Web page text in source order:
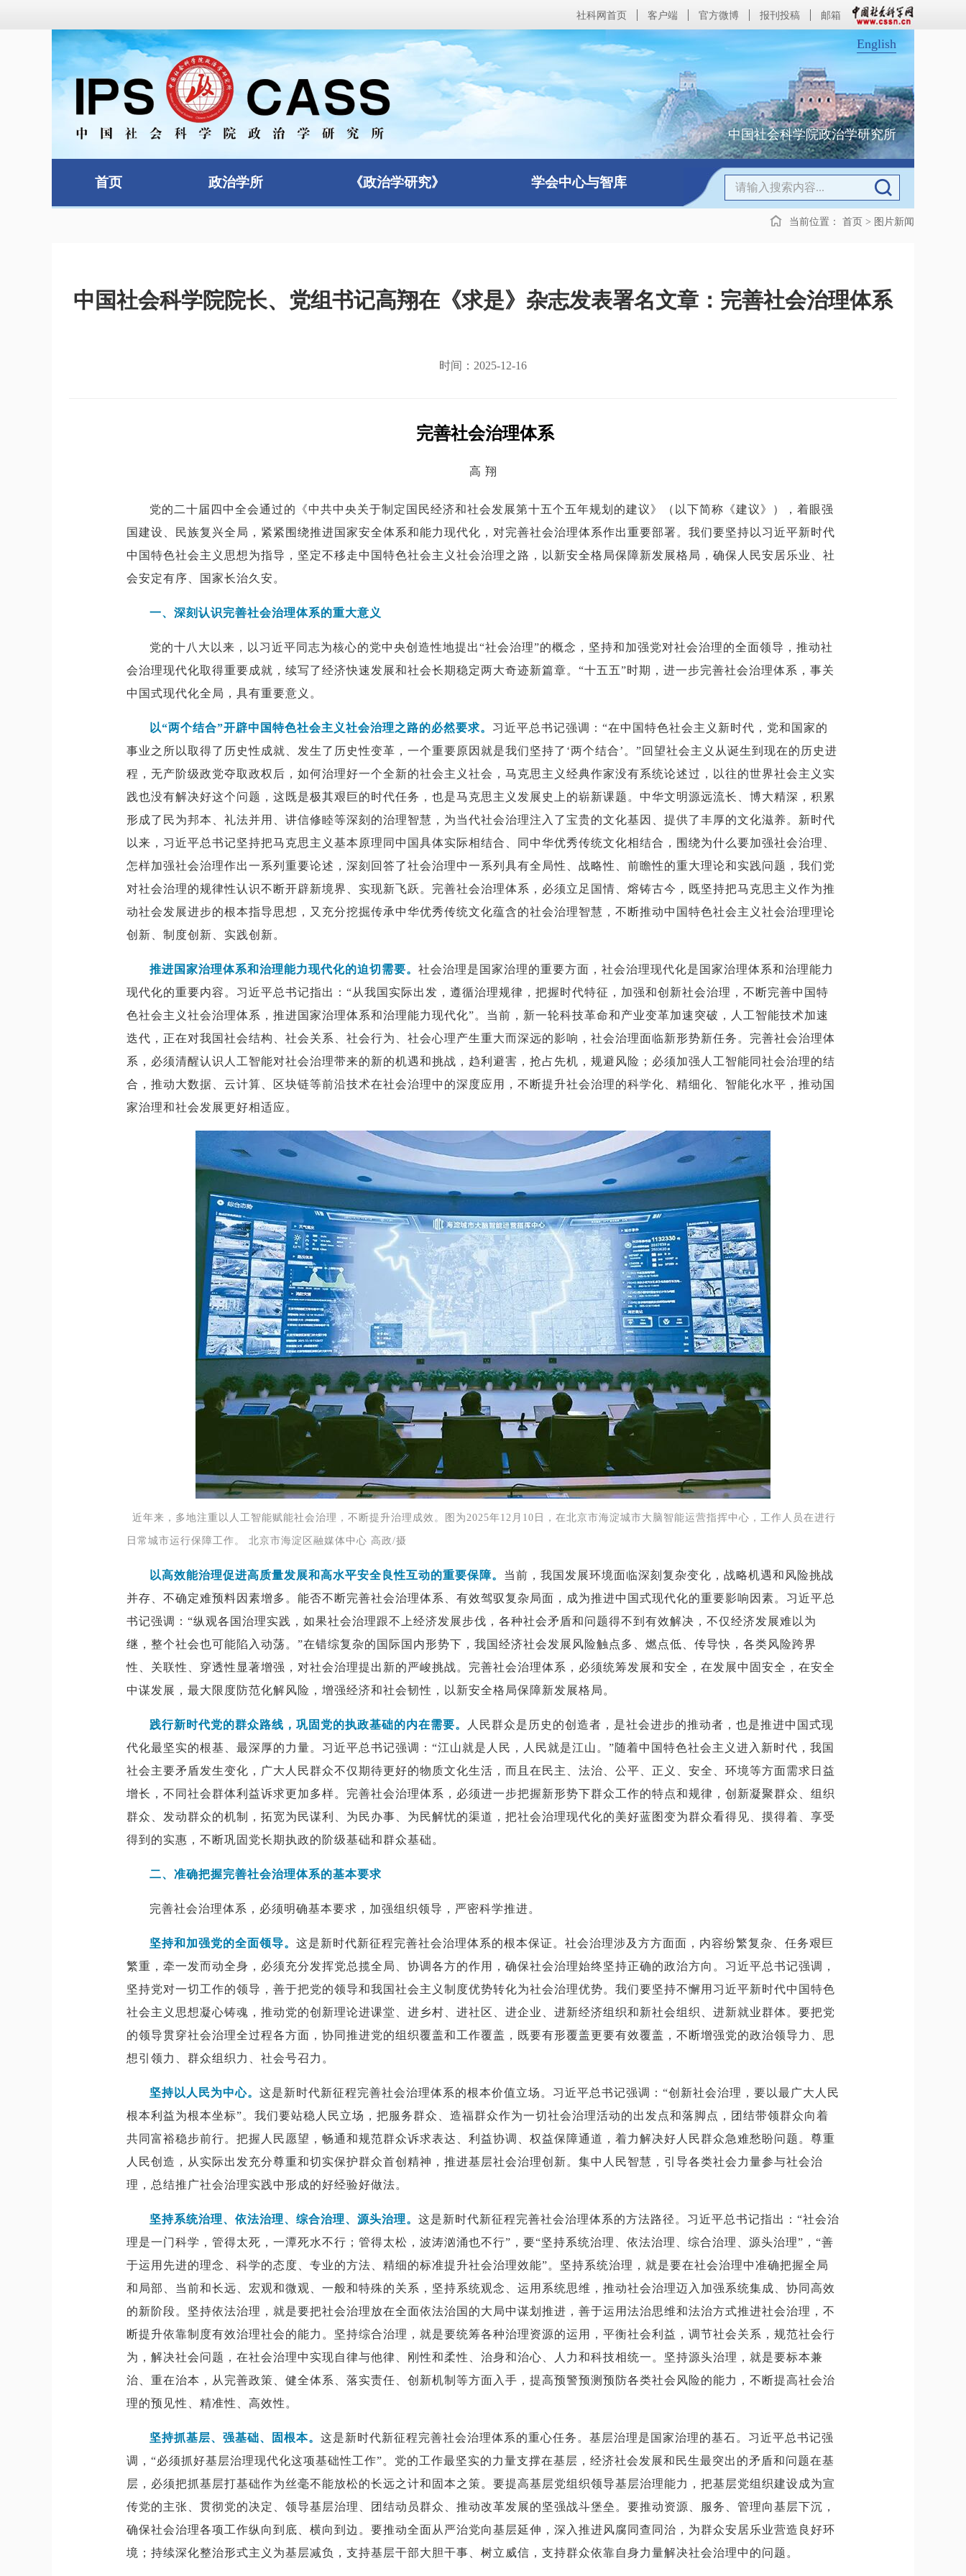
社科网首页 客户端 官方微博 报刊投稿 邮箱
中国社会科学院政治学研究所
English
首页 政治学所 《政治学研究》 学会中心与智库
当前位置： 首页 > 图片新闻
中国社会科学院院长、党组书记高翔在《求是》杂志发表署名文章：完善社会治理体系
时间：2025-12-16
完善社会治理体系
高 翔
党的二十届四中全会通过的《中共中央关于制定国民经济和社会发展第十五个五年规划的建议》（以下简称《建议》），着眼强
国建设、民族复兴全局，紧紧围绕推进国家安全体系和能力现代化，对完善社会治理体系作出重要部署。我们要坚持以习近平新时代
中国特色社会主义思想为指导，坚定不移走中国特色社会主义社会治理之路，以新安全格局保障新发展格局，确保人民安居乐业、社
会安定有序、国家长治久安。
一、深刻认识完善社会治理体系的重大意义
党的十八大以来，以习近平同志为核心的党中央创造性地提出“社会治理”的概念，坚持和加强党对社会治理的全面领导，推动社
会治理现代化取得重要成就，续写了经济快速发展和社会长期稳定两大奇迹新篇章。“十五五”时期，进一步完善社会治理体系，事关
中国式现代化全局，具有重要意义。
以“两个结合”开辟中国特色社会主义社会治理之路的必然要求。 习近平总书记强调：“在中国特色社会主义新时代，党和国家的
事业之所以取得了历史性成就、发生了历史性变革，一个重要原因就是我们坚持了‘两个结合’。”回望社会主义从诞生到现在的历史进
程，无产阶级政党夺取政权后，如何治理好一个全新的社会主义社会，马克思主义经典作家没有系统论述过，以往的世界社会主义实
践也没有解决好这个问题，这既是极其艰巨的时代任务，也是马克思主义发展史上的崭新课题。中华文明源远流长、博大精深，积累
形成了民为邦本、礼法并用、讲信修睦等深刻的治理智慧，为当代社会治理注入了宝贵的文化基因、提供了丰厚的文化滋养。新时代
以来，习近平总书记坚持把马克思主义基本原理同中国具体实际相结合、同中华优秀传统文化相结合，围绕为什么要加强社会治理、
怎样加强社会治理作出一系列重要论述，深刻回答了社会治理中一系列具有全局性、战略性、前瞻性的重大理论和实践问题，我们党
对社会治理的规律性认识不断开辟新境界、实现新飞跃。完善社会治理体系，必须立足国情、熔铸古今，既坚持把马克思主义作为推
动社会发展进步的根本指导思想，又充分挖掘传承中华优秀传统文化蕴含的社会治理智慧，不断推动中国特色社会主义社会治理理论
创新、制度创新、实践创新。
推进国家治理体系和治理能力现代化的迫切需要。 社会治理是国家治理的重要方面，社会治理现代化是国家治理体系和治理能力
现代化的重要内容。习近平总书记指出：“从我国实际出发，遵循治理规律，把握时代特征，加强和创新社会治理，不断完善中国特
色社会主义社会治理体系，推进国家治理体系和治理能力现代化”。当前，新一轮科技革命和产业变革加速突破，人工智能技术加速
迭代，正在对我国社会结构、社会关系、社会行为、社会心理产生重大而深远的影响，社会治理面临新形势新任务。完善社会治理体
系，必须清醒认识人工智能对社会治理带来的新的机遇和挑战，趋利避害，抢占先机，规避风险；必须加强人工智能同社会治理的结
合，推动大数据、云计算、区块链等前沿技术在社会治理中的深度应用，不断提升社会治理的科学化、精细化、智能化水平，推动国
家治理和社会发展更好相适应。
近年来，多地注重以人工智能赋能社会治理，不断提升治理成效。图为2025年12月10日，在北京市海淀城市大脑智能运营指挥中心，工作人员在进行
日常城市运行保障工作。 北京市海淀区融媒体中心 高政/摄
以高效能治理促进高质量发展和高水平安全良性互动的重要保障。 当前，我国发展环境面临深刻复杂变化，战略机遇和风险挑战
并存、不确定难预料因素增多。能否不断完善社会治理体系、有效驾驭复杂局面，成为推进中国式现代化的重要影响因素。习近平总
书记强调：“纵观各国治理实践，如果社会治理跟不上经济发展步伐，各种社会矛盾和问题得不到有效解决，不仅经济发展难以为
继，整个社会也可能陷入动荡。”在错综复杂的国际国内形势下，我国经济社会发展风险触点多、燃点低、传导快，各类风险跨界
性、关联性、穿透性显著增强，对社会治理提出新的严峻挑战。完善社会治理体系，必须统筹发展和安全，在发展中固安全，在安全
中谋发展，最大限度防范化解风险，增强经济和社会韧性，以新安全格局保障新发展格局。
践行新时代党的群众路线，巩固党的执政基础的内在需要。
人民群众是历史的创造者，是社会进步的推动者，也是推进中国式现
代化最坚实的根基、最深厚的力量。习近平总书记强调：“江山就是人民，人民就是江山。”随着中国特色社会主义进入新时代，我国
社会主要矛盾发生变化，广大人民群众不仅期待更好的物质文化生活，而且在民主、法治、公平、正义、安全、环境等方面需求日益
增长，不同社会群体利益诉求更加多样。完善社会治理体系，必须进一步把握新形势下群众工作的特点和规律，创新凝聚群众、组织
群众、发动群众的机制，拓宽为民谋利、为民办事、为民解忧的渠道，把社会治理现代化的美好蓝图变为群众看得见、摸得着、享受
得到的实惠，不断巩固党长期执政的阶级基础和群众基础。
二、准确把握完善社会治理体系的基本要求
完善社会治理体系，必须明确基本要求，加强组织领导，严密科学推进。
坚持和加强党的全面领导。 这是新时代新征程完善社会治理体系的根本保证。社会治理涉及方方面面，内容纷繁复杂、任务艰巨
繁重，牵一发而动全身，必须充分发挥党总揽全局、协调各方的作用，确保社会治理始终坚持正确的政治方向。习近平总书记强调，
坚持党对一切工作的领导，善于把党的领导和我国社会主义制度优势转化为社会治理优势。我们要坚持不懈用习近平新时代中国特色
社会主义思想凝心铸魂，推动党的创新理论进课堂、进乡村、进社区、进企业、进新经济组织和新社会组织、进新就业群体。要把党
的领导贯穿社会治理全过程各方面，协同推进党的组织覆盖和工作覆盖，既要有形覆盖更要有效覆盖，不断增强党的政治领导力、思
想引领力、群众组织力、社会号召力。
坚持以人民为中心。 这是新时代新征程完善社会治理体系的根本价值立场。习近平总书记强调：“创新社会治理，要以最广大人民
根本利益为根本坐标”。我们要站稳人民立场，把服务群众、造福群众作为一切社会治理活动的出发点和落脚点，团结带领群众向着
共同富裕稳步前行。把握人民愿望，畅通和规范群众诉求表达、利益协调、权益保障通道，着力解决好人民群众急难愁盼问题。尊重
人民创造，从实际出发充分尊重和切实保护群众首创精神，推进基层社会治理创新。集中人民智慧，引导各类社会力量参与社会治
理，总结推广社会治理实践中形成的好经验好做法。
坚持系统治理、依法治理、综合治理、源头治理。 这是新时代新征程完善社会治理体系的方法路径。习近平总书记指出：“社会治
理是一门科学，管得太死，一潭死水不行；管得太松，波涛汹涌也不行”，要“坚持系统治理、依法治理、综合治理、源头治理”，“善
于运用先进的理念、科学的态度、专业的方法、精细的标准提升社会治理效能”。坚持系统治理，就是要在社会治理中准确把握全局
和局部、当前和长远、宏观和微观、一般和特殊的关系，坚持系统观念、运用系统思维，推动社会治理迈入加强系统集成、协同高效
的新阶段。坚持依法治理，就是要把社会治理放在全面依法治国的大局中谋划推进，善于运用法治思维和法治方式推进社会治理，不
断提升依靠制度有效治理社会的能力。坚持综合治理，就是要统筹各种治理资源的运用，平衡社会利益，调节社会关系，规范社会行
为，解决社会问题，在社会治理中实现自律与他律、刚性和柔性、治身和治心、人力和科技相统一。坚持源头治理，就是要标本兼
治、重在治本，从完善政策、健全体系、落实责任、创新机制等方面入手，提高预警预测预防各类社会风险的能力，不断提高社会治
理的预见性、精准性、高效性。
坚持抓基层、强基础、固根本。 这是新时代新征程完善社会治理体系的重心任务。基层治理是国家治理的基石。习近平总书记强
调，“必须抓好基层治理现代化这项基础性工作”。党的工作最坚实的力量支撑在基层，经济社会发展和民生最突出的矛盾和问题在基
层，必须把抓基层打基础作为丝毫不能放松的长远之计和固本之策。要提高基层党组织领导基层治理能力，把基层党组织建设成为宣
传党的主张、贯彻党的决定、领导基层治理、团结动员群众、推动改革发展的坚强战斗堡垒。要推动资源、服务、管理向基层下沉，
确保社会治理各项工作纵向到底、横向到边。要推动全面从严治党向基层延伸，深入推进风腐同查同治，为群众安居乐业营造良好环
境；持续深化整治形式主义为基层减负，支持基层干部大胆干事、树立威信，支持群众依靠自身力量解决社会治理中的问题。